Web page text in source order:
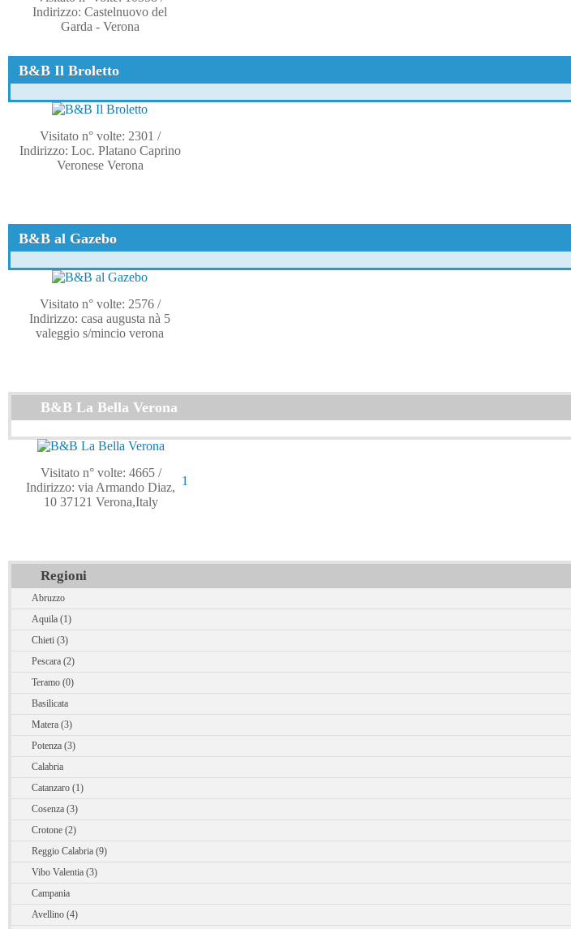
Indirizzo: Castelnuovo del
Garda - Verona
B&B Il Broletto
Visitato n° volte: 2301 /
Indirizzo: Loc. Platano Caprino
Veronese Verona
B&B al Gazebo
Visitato n° volte: 2576 /
Indirizzo: casa augusta nà 5
valeggio s/mincio verona
B&B La Bella Verona
Visitato n° volte: 4665 /
Indirizzo: via Armando Diaz,
10 37121 Verona,Italy
1
Regioni
Abruzzo
Aquila (1)
Chieti (3)
Pescara (2)
Teramo (0)
Basilicata
Matera (3)
Potenza (3)
Calabria
Catanzaro (1)
Cosenza (3)
Crotone (2)
Reggio Calabria (9)
Vibo Valentia (3)
Campania
Avellino (4)